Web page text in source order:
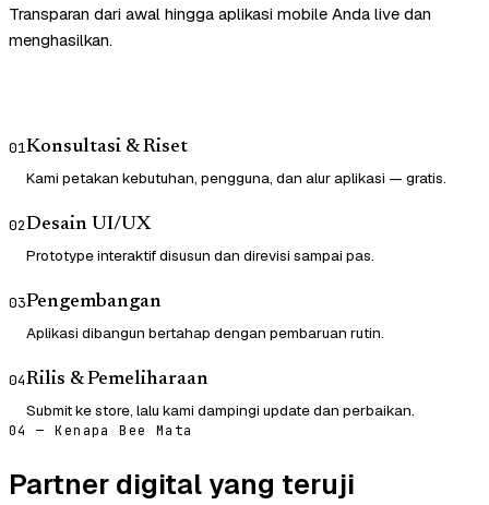
Transparan dari awal hingga aplikasi mobile Anda live dan
menghasilkan.
01Konsultasi & Riset
Kami petakan kebutuhan, pengguna, dan alur aplikasi — gratis.
02Desain UI/UX
Prototype interaktif disusun dan direvisi sampai pas.
03Pengembangan
Aplikasi dibangun bertahap dengan pembaruan rutin.
04Rilis & Pemeliharaan
Submit ke store, lalu kami dampingi update dan perbaikan.
04 — Kenapa Bee Mata
Partner digital yang teruji